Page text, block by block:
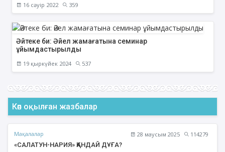
16 сәуір 2022 359
Әйтеке би: Әйел жамағатына семинар
ұйымдастырылды
19 қыркүйек 2024 537
Көп оқылған жазбалар
Мақалалар 28 маусым 2025
114279
«САЛАТУН-НАРИЯ» ҚАНДАЙ ДҰҒА?